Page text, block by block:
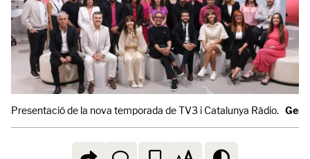
Presentació de la nova temporada de TV3 i Catalunya Ràdio.